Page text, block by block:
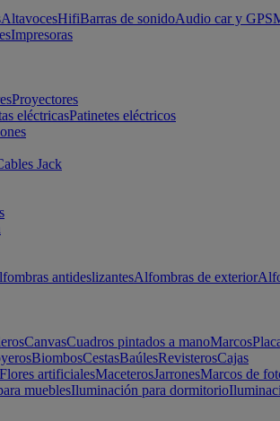
AltavocesHifiBarras de sonidoAudio car y GPS
Impresoras
Proyectores
eléctricasPatinetes eléctricos
Jack
antideslizantesAlfombras de exterior
CanvasCuadros pintados a manoMarcos
BiombosCestasBaúlesRevisterosCajas
Flores artificialesMaceterosJarronesMarcos de
mueblesIluminación para dormitorio